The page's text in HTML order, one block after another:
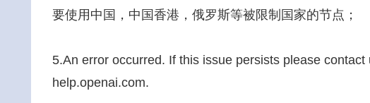
要使用中国，中国香港，俄罗斯等被限制国家的节点；
5.An error occurred. If this issue persists please
help.openai.com.